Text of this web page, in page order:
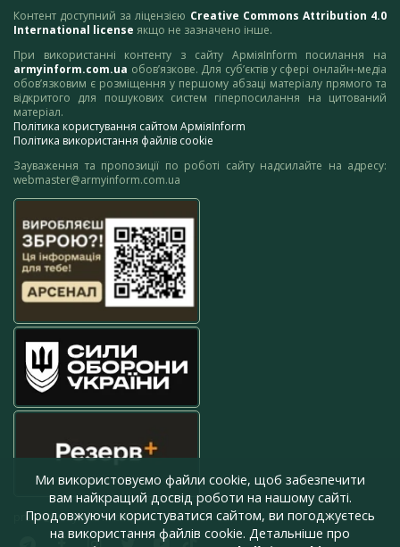
Контент доступний за ліцензією Creative Commons Attribution 4.0
International license якщо не зазначено інше.
При використанні контенту з сайту АрміяInform посилання на
armyinform.com.ua обов’язкове. Для суб’єктів у сфері онлайн-медіа
обов’язковим є розміщення у першому абзаці матеріалу прямого та
відкритого для пошукових систем гіперпосилання на цитований
матеріал.
Політика користування сайтом АрміяInform
Політика використання файлів cookie
Зауваження та пропозиції по роботі сайту надсилайте на адресу:
webmaster@armyinform.com.ua
press@armyinform.com.ua
Ми використовуємо файли cookie, щоб забезпечити
вам найкращий досвід роботи на нашому сайті.
Продовжуючи користуватися сайтом, ви погоджуєтесь
на використання файлів cookie. Детальніше про